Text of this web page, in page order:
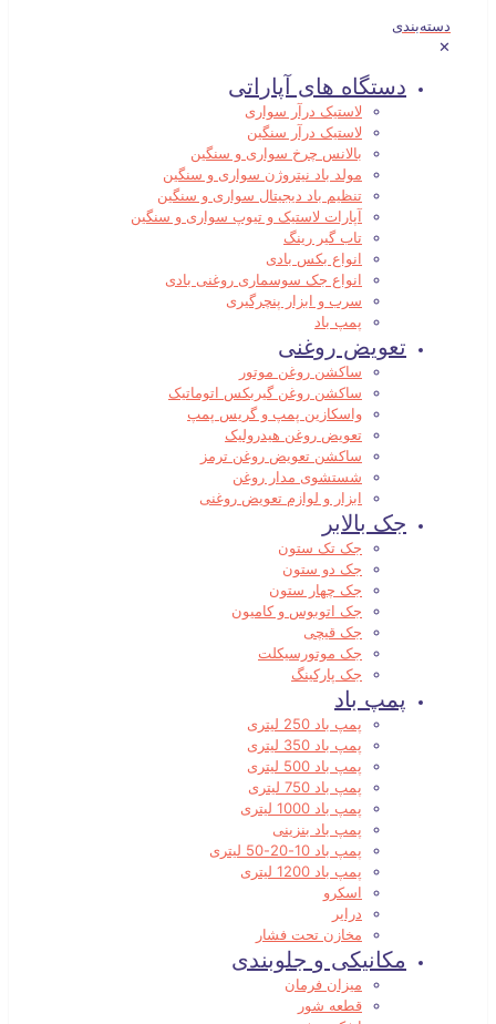
دسته‌بندی
✕
دستگاه های آپاراتی
لاستیک درآر سواری
لاستیک درآر سنگین
بالانس چرخ سواری و سنگین
مولد باد نیتروژن سواری و سنگین
تنظیم باد دیجیتال سواری و سنگین
آپارات لاستیک و تیوپ سواری و سنگین
تاب گیر رینگ
انواع بکس بادی
انواع جک سوسماری روغنی بادی
سرب و ابزار پنچرگیری
پمپ باد
تعویض روغنی
ساکشن روغن موتور
ساکشن روغن گیربکس اتوماتیک
واسکازین پمپ و گریس پمپ
تعویض روغن هیدرولیک
ساکشن تعویض روغن ترمز
شستشوی مدار روغن
ابزار و لوازم تعویض روغنی
جک بالابر
جک تک ستون
جک دو ستون
جک چهار ستون
جک اتوبوس و کامیون
جک قیچی
جک موتورسیکلت
جک پارکینگ
پمپ باد
پمپ باد 250 لیتری
پمپ باد 350 لیتری
پمپ باد 500 لیتری
پمپ باد 750 لیتری
پمپ باد 1000 لیتری
پمپ باد بنزینی
پمپ باد 10-20-50 لیتری
پمپ باد 1200 لیتری
اسکرو
درایر
مخازن تحت فشار
مکانیکی و جلوبندی
میزان فرمان
قطعه شور